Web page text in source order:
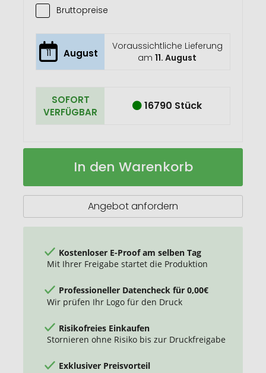
Bruttopreise
11 August
Voraussichtliche Lieferung
am11. August
SOFORT
VERFÜGBAR
16790 Stück
Recycelter
Milchkarton
Auf
In den Warenkorb
Angebot anfordern
Kostenloser E-Proof am selben Tag
Mit Ihrer Freigabe startet die Produktion
Professioneller Datencheck für 0,00€
Wir prüfen Ihr Logo für den Druck
Risikofreies Einkaufen
Stornieren ohne Risiko bis zur Druckfreigabe
Exklusiver Preisvorteil